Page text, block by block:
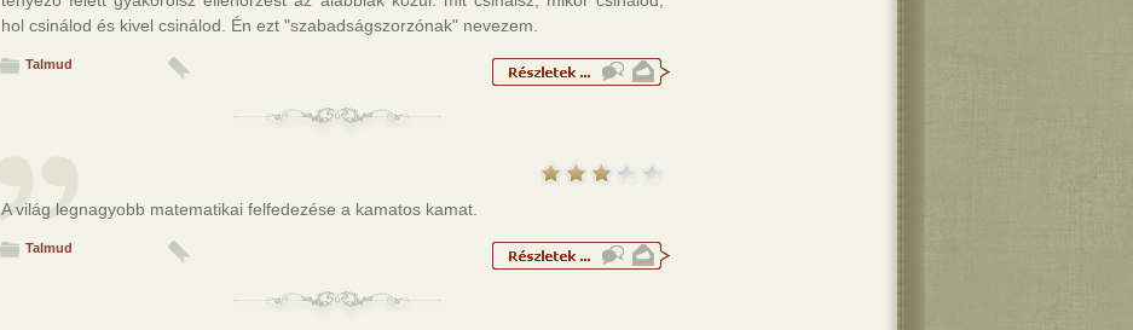
hol csinálod és kivel csinálod. Én ezt "szabadságszorzónak" nevezem.
Talmud
A világ legnagyobb matematikai felfedezése a kamatos kamat.
Talmud